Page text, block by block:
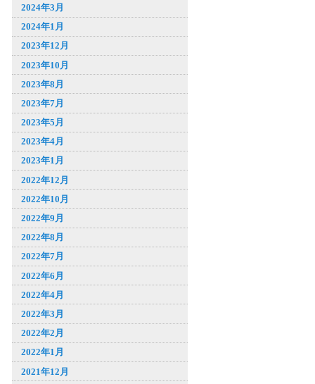
2024年3月
2024年1月
2023年12月
2023年10月
2023年8月
2023年7月
2023年5月
2023年4月
2023年1月
2022年12月
2022年10月
2022年9月
2022年8月
2022年7月
2022年6月
2022年4月
2022年3月
2022年2月
2022年1月
2021年12月